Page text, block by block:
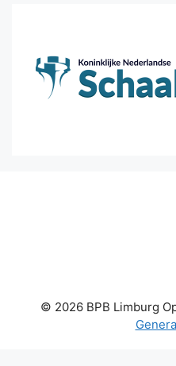
© 2026 BPB Limburg